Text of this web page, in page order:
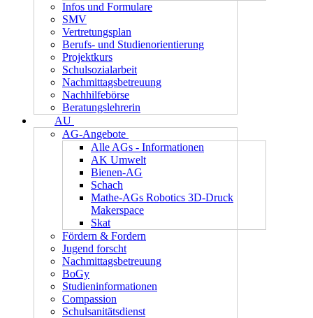
Infos und Formulare
SMV
Vertretungsplan
Berufs- und Studienorientierung
Projektkurs
Schulsozialarbeit
Nachmittagsbetreuung
Nachhilfebörse
Beratungslehrerin
AU
AG-Angebote
Alle AGs - Informationen
AK Umwelt
Bienen-AG
Schach
Mathe-AGs Robotics 3D-Druck
Makerspace
Skat
Fördern & Fordern
Jugend forscht
Nachmittagsbetreuung
BoGy
Studieninformationen
Compassion
Schulsanitätsdienst